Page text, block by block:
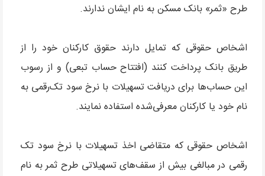
طرح «ثمر» بانک مسکن به نام ایشان ندارند.
اشخاص حقوقی که تمایل دارند حقوق کارکنان خود را از
طریق بانک پرداخت کنند (افتتاح حساب تبعی) و از رسوب
این حساب‌ها برای دریافت تسهیلات با نرخ سود تک‌رقمی به
نام خود یا کارکنان معرفی‌شده استفاده نمایند.
اشخاص حقوقی که متقاضی اخذ تسهیلات با نرخ سود تک
رقمی در مبالغی بیش از سقف‌های تسهیلاتی طرح ثمر به نام